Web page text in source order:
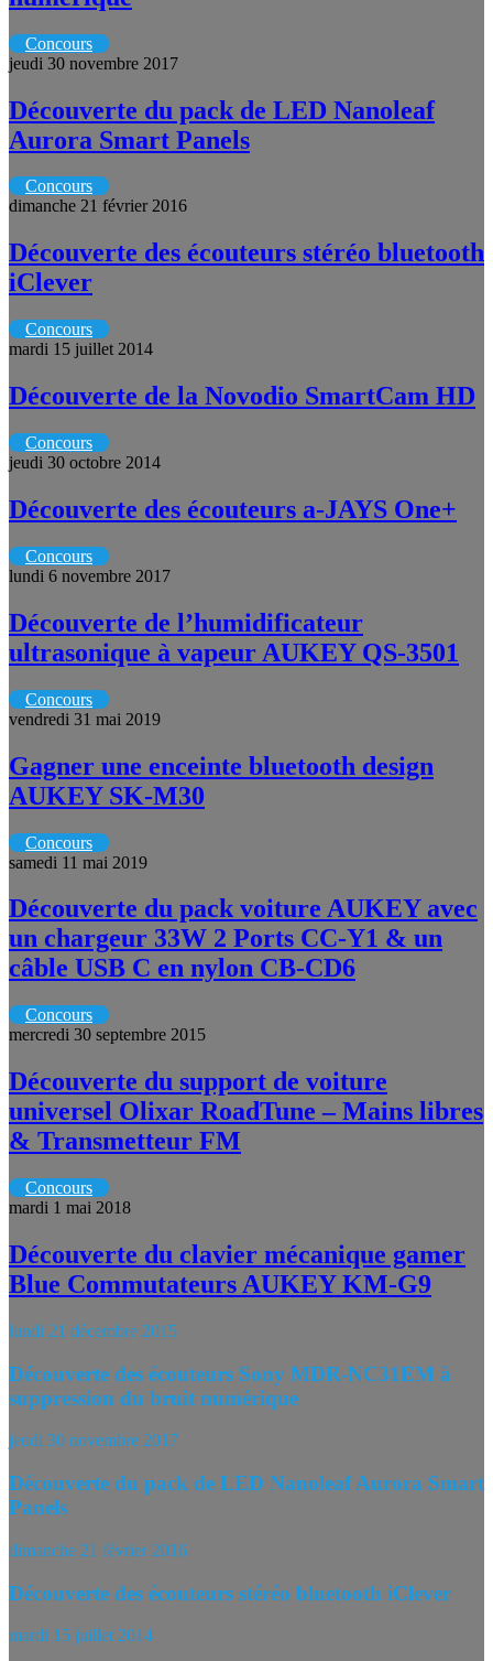
Concours
jeudi 30 novembre 2017
Découverte du pack de LED Nanoleaf
Aurora Smart Panels
Concours
dimanche 21 février 2016
Découverte des écouteurs stéréo bluetooth
iClever
Concours
mardi 15 juillet 2014
Découverte de la Novodio SmartCam HD
Concours
jeudi 30 octobre 2014
Découverte des écouteurs a-JAYS One+
Concours
lundi 6 novembre 2017
Découverte de l’humidificateur
ultrasonique à vapeur AUKEY QS-3501
Concours
vendredi 31 mai 2019
Gagner une enceinte bluetooth design
AUKEY SK-M30
Concours
samedi 11 mai 2019
Découverte du pack voiture AUKEY avec
un chargeur 33W 2 Ports CC-Y1 & un
câble USB C en nylon CB-CD6
Concours
mercredi 30 septembre 2015
Découverte du support de voiture
universel Olixar RoadTune – Mains libres
& Transmetteur FM
Concours
mardi 1 mai 2018
Découverte du clavier mécanique gamer
Blue Commutateurs AUKEY KM-G9
lundi 21 décembre 2015
Découverte des écouteurs Sony MDR-NC31EM à
suppression du bruit numérique
jeudi 30 novembre 2017
Découverte du pack de LED Nanoleaf Aurora Smart
Panels
dimanche 21 février 2016
Découverte des écouteurs stéréo bluetooth iClever
mardi 15 juillet 2014